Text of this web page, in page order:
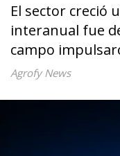
El sector creció
interanual fue
campo
Agrofy News